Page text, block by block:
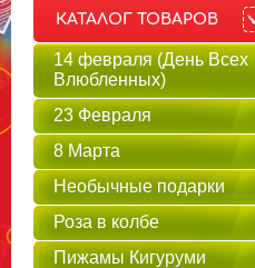
КАТАЛОГ ТОВАРОВ
14 февраля (День Всех
Влюбленных)
23 Февраля
8 Марта
Необычные подарки
Роза в колбе
Пижамы Кигуруми